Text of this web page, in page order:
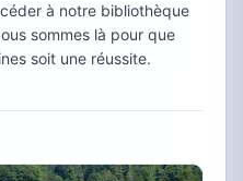
à notre bibliothèque
sommes là pour que
soit une réussite.